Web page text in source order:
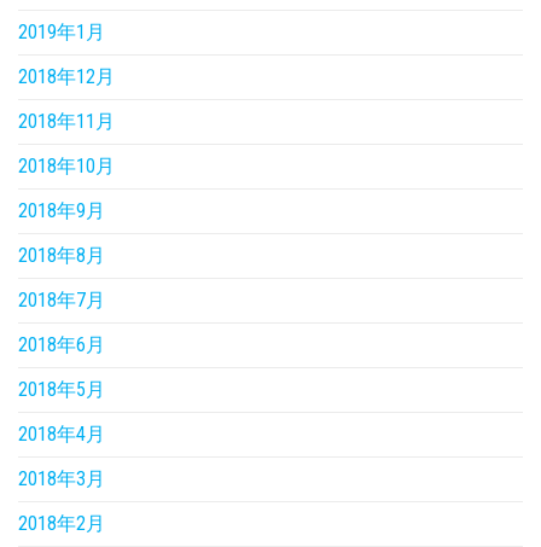
2019年1月
2018年12月
2018年11月
2018年10月
2018年9月
2018年8月
2018年7月
2018年6月
2018年5月
2018年4月
2018年3月
2018年2月